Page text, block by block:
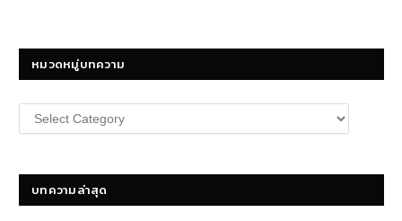
หมวดหมู่บทความ
หมวด
หมู่
บทความล่าสุด